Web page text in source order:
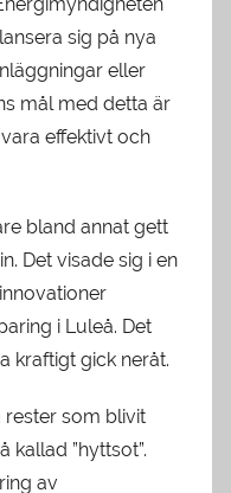
sig på nya
eller
mål med detta är
effektivt och
bland annat gett
Det visade sig i en
i Luleå. Det
kraftigt gick neråt.
rester som blivit
kallad ”hyttsot”.
av